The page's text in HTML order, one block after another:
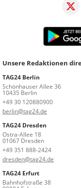
Unsere Redaktionen
TAG24 Berlin
Schönhauser Allee 36
10435 Berlin
+49 30 120880900
berlin@tag24.de
TAG24 Dresden
Ostra-Allee 18
01067 Dresden
+49 351 888-2424
dresden@tag24.de
TAG24 Erfurt
Bahnhofstraße 38